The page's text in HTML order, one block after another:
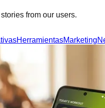
from our users.
HerramientasMarketing